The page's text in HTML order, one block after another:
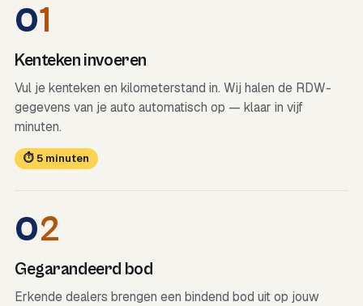
01
Kenteken invoeren
Vul je kenteken en kilometerstand in. Wij halen de RDW-
gegevens van je auto automatisch op — klaar in vijf
minuten.
⏱ 5 minuten
02
Gegarandeerd bod
Erkende dealers brengen een bindend bod uit op jouw